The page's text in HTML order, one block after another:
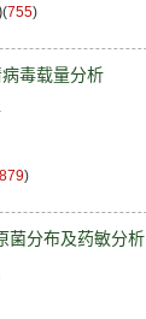
(755)
毒载量分析
879)
菌分布及药敏分析